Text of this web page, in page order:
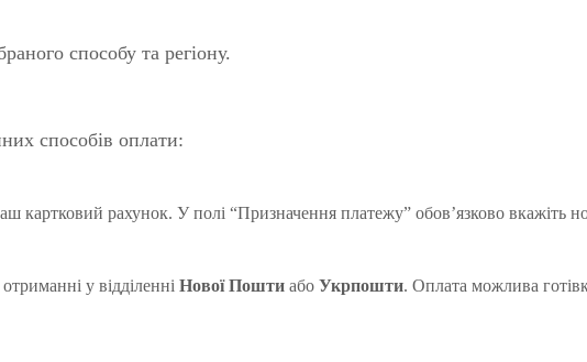
способу та регіону.
способів оплати:
картковий рахунок. У полі “Призначення платежу” обов’язково
у відділенні Нової Пошти або Укрпошти. Оплата можлива